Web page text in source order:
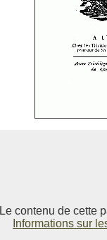
Le contenu de cette
Informations sur